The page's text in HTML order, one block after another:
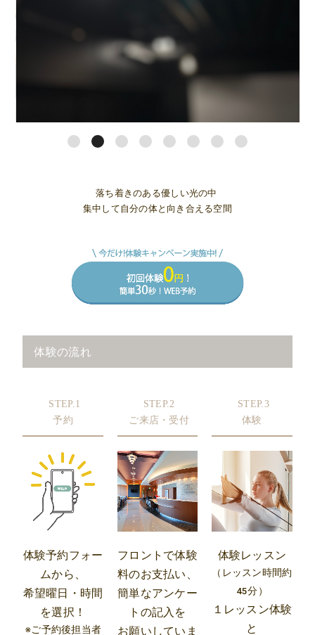
落ち着きのある優しい光の中
集中して自分の体と向き合える空間
体験の流れ
STEP.1
予約
体験予約フォー
ムから、
希望曜日・時間
を選択！
※ご予約後担当者
STEP.2
ご来店・受付
フロントで体験
料のお支払い、
簡単なアンケー
トの記入を
お願いしていま
STEP.3
体験
体験レッスン
（レッスン時間約
45分）
１レッスン体験
と